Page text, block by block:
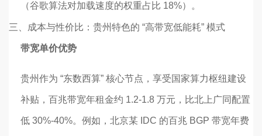
（谷歌算法对加载速度的权重占比 18%）。
三、 成本与性价比：贵州特色的 “高带宽低能耗” 模式
带宽单价优势
贵州作为 “东数西算” 核心节点，享受国家算力枢纽建设
补贴，百兆带宽年租金约 1.2-1.8 万元，比北上广同配置
低 30%-40%。例如，北京某 IDC 的百兆 BGP 带宽年费